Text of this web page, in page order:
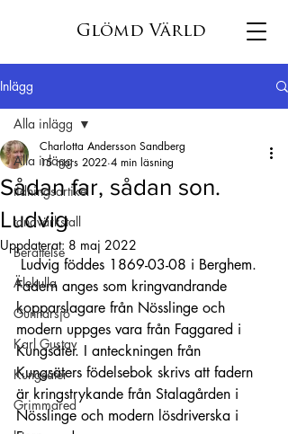
Glömd Värld
Inlägg
Alla inlägg
tidningsartikel
tandvärkstall
Berättelse
Älekulla
Gunnarsjö
Karl Gustav
Kungsäter
Grimmared
Alla inlägg
Sådan far, sådan son.
Ludvig
Charlotta Andersson Sandberg
15 mars 2022 4 min läsning
Uppdaterat: 8 maj 2022
Ludvig föddes 1869-03-08 i Berghem.
Fadern anges som kringvandrande
kopparslagare från Nösslinge och
modern uppges vara från Faggared i
Kungsäter. I anteckningen från
Kungsäters födelsebok skrivs att fadern
är kringstrykande från Stalagården i
Nösslinge och modern lösdriverska i